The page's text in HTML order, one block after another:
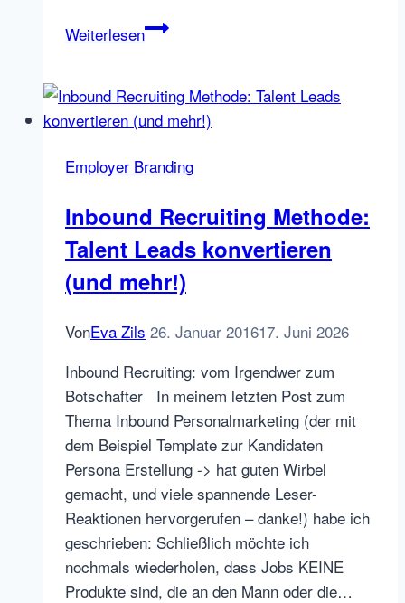
Weiterlesennext
dem
Weg
agilen
–
Monat
1
Employer Branding
Inbound Recruiting Methode:
Talent Leads konvertieren
(und mehr!)
VonEva Zils 26. Januar 201617. Juni 2026
Inbound Recruiting: vom Irgendwer zum
Botschafter In meinem letzten Post zum
Thema Inbound Personalmarketing (der mit
dem Beispiel Template zur Kandidaten
Persona Erstellung -> hat guten Wirbel
gemacht, und viele spannende Leser-
Reaktionen hervorgerufen – danke!) habe ich
geschrieben: Schließlich möchte ich
nochmals wiederholen, dass Jobs KEINE
Produkte sind, die an den Mann oder die…